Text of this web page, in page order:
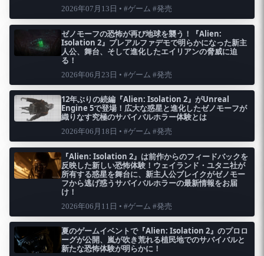
2026年07月13日 • #ゲーム #発売
ゼノモーフの恐怖が再び地球を襲う！『Alien:
Isolation 2』プレアルファデモで明らかになった新主
人公、舞台、そして進化したエイリアンの脅威に迫
る！
2026年06月23日 • #ゲーム #発売
12年ぶりの続編『Alien: Isolation 2』がUnreal
Engine 5で登場！広大な惑星と進化したゼノモーフが
織りなす究極のサバイバルホラー体験とは
2026年06月18日 • #ゲーム #発売
『Alien: Isolation 2』は前作からのフィードバックを
反映した新しい恐怖体験！ウェイランド・ユタニ社が
所有する惑星を舞台に、新主人公ブレイクがゼノモー
フから逃げ惑うサバイバルホラーの最新情報をお届
け！
2026年06月11日 • #ゲーム #発売
夏のゲームイベントで『Alien: Isolation 2』のプロロ
ーグが公開、嵐が吹き荒れる植民地でのサバイバルと
新たな恐怖体験が明らかに！